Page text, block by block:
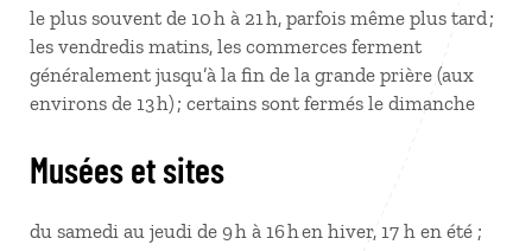
le plus souvent de 10 h à 21 h, parfois même plus tard ;
les vendredis matins, les commerces ferment
généralement jusqu’à la fin de la grande prière (aux
environs de 13 h) ; certains sont fermés le dimanche
Musées et sites
du samedi au jeudi de 9 h à 16 h en hiver, 17 h en été ;